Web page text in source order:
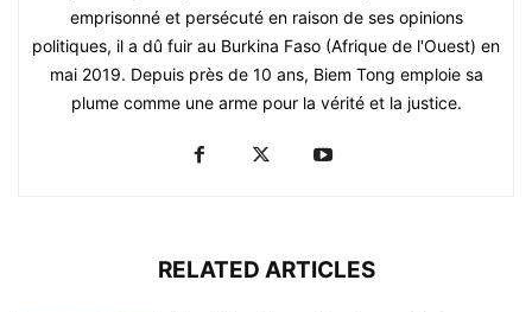
emprisonné et persécuté en raison de ses opinions
politiques, il a dû fuir au Burkina Faso (Afrique de l'Ouest) en
mai 2019. Depuis près de 10 ans, Biem Tong emploie sa
plume comme une arme pour la vérité et la justice.
RELATED ARTICLES